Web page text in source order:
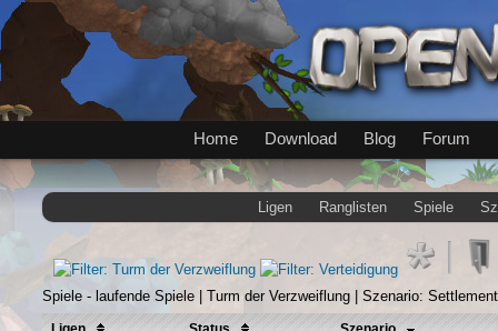
Home Download Blog Forum
Ligen Ranglisten Spiele
Spiele - laufende Spiele | Turm der Verzweiflung | Szenario: Settlement